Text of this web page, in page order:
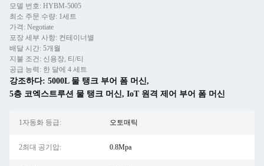
모델 번호: HYBM-5005
최소 주문 수량: 1세트
가격: Negotiate
포장 세부 사항: 컨테이너별
배달 시간: 5개월
지불 조건: 신용장, 티/티
공급 능력: 한 달에 4 세트
강조하다: 5000L 물 탱크 부어 폼 머신,
5층 코엑스트루션 물 탱크 머신, IoT 원격 제어 부어 폼 머신
1자동화 등급: 오토매틱
2최대 공기압: 0.8Mpa